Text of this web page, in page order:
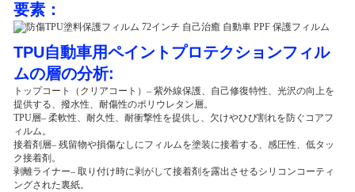
要素：
TPU自動車用ペイントプロテクションフィル
ムの層の分析:
トップコート（クリアコート）– 紫外線保護、自己修復特性、光沢の向上を
提供する、撥水性、耐傷性のポリウレタン層。
TPU層– 柔軟性、耐久性、耐衝撃性を提供し、欠けやひび割れを防ぐコアフ
ィルム。
接着剤層– 残留物や損傷なしにフィルムを塗装に接着する、感圧性、低タッ
ク接着剤。
剥離ライナー– 取り付け時に剥がして接着剤を露出させるシリコンコーティ
ングされた裏紙。